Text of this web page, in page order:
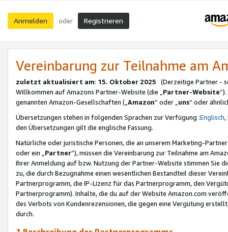
Anmelden oder Registrieren
Vereinbarung zur Teilnahme am
zuletzt aktualisiert am: 15. Oktober 2025 (Derzeitige Partner -
Willkommen auf Amazons Partner-Website (die „Partner-Website
genannten Amazon-Gesellschaften („Amazon“ oder „uns“ oder
Übersetzungen stehen in folgenden Sprachen zur Verfügung :Englisch,
den Übersetzungen gilt die englische Fassung.
Natürliche oder juristische Personen, die an unserem Marketing-
oder ein „Partner“), müssen die Vereinbarung zur Teilnahme am
Ihrer Anmeldung auf bzw. Nutzung der Partner-Website stimmen Sie
zu, die durch Bezugnahme einen wesentlichen Bestandteil dieser
Partnerprogramm, die IP-Lizenz für das Partnerprogramm, den
Partnerprogramm). Inhalte, die du auf der Website Amazon.com
des Verbots von Kundenrezensionen, die gegen eine Vergütung
durch.